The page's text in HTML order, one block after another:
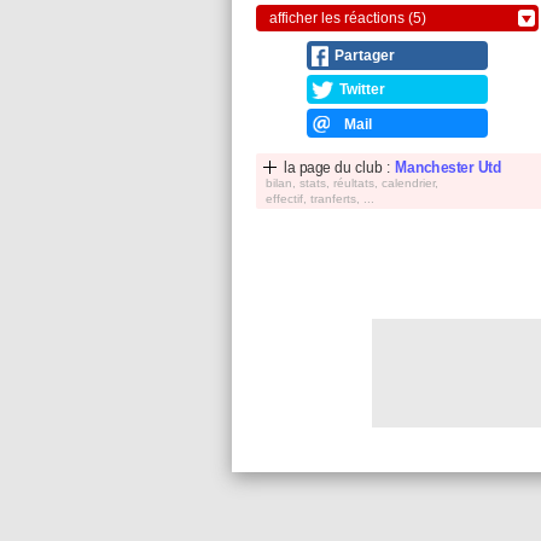
afficher les réactions (5)
Partager
Twitter
Mail
la page du club : Manchester Utd
bilan, stats, réultats, calendrier,
effectif, tranferts, ...